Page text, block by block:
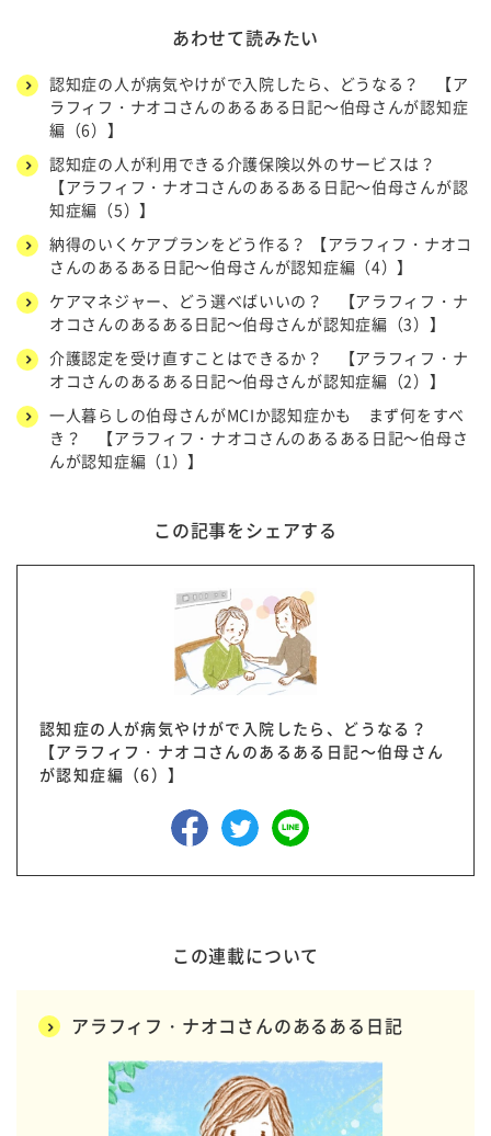
あわせて読みたい
認知症の人が病気やけがで入院したら、どうなる？ 【ア
ラフィフ・ナオコさんのあるある日記～伯母さんが認知症
編（6）】
認知症の人が利用できる介護保険以外のサービスは？
【アラフィフ・ナオコさんのあるある日記～伯母さんが認
知症編（5）】
納得のいくケアプランをどう作る？ 【アラフィフ・ナオコ
さんのあるある日記～伯母さんが認知症編（4）】
ケアマネジャー、どう選べばいいの？ 【アラフィフ・ナ
オコさんのあるある日記～伯母さんが認知症編（3）】
介護認定を受け直すことはできるか？ 【アラフィフ・ナ
オコさんのあるある日記～伯母さんが認知症編（2）】
一人暮らしの伯母さんがMCIか認知症かも まず何をすべ
き？ 【アラフィフ・ナオコさんのあるある日記～伯母さ
んが認知症編（1）】
この記事をシェアする
認知症の人が病気やけがで入院したら、どうなる？
【アラフィフ・ナオコさんのあるある日記～伯母さん
が認知症編（6）】
この連載について
アラフィフ・ナオコさんのあるある日記